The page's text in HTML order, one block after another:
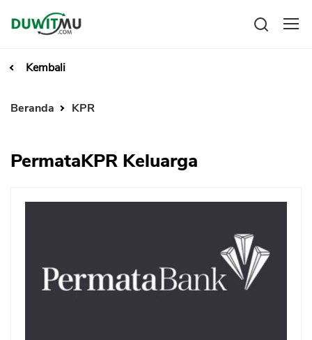
Reksadana
Rencana Keuangan
Kembali
Beranda KPR
PermataKPR Keluarga